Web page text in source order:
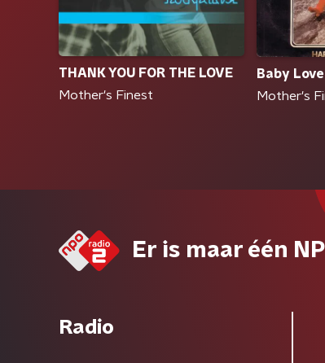
THANK YOU FOR THE LOVE
Mother's Finest
Baby Love
Mother's
Er is maar één
Radio